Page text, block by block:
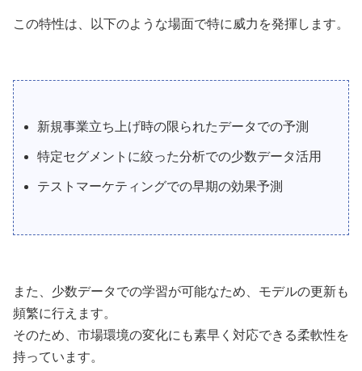
この特性は、以下のような場面で特に威力を発揮します。
新規事業立ち上げ時の限られたデータでの予測
特定セグメントに絞った分析での少数データ活用
テストマーケティングでの早期の効果予測
また、少数データでの学習が可能なため、モデルの更新も
頻繁に行えます。
そのため、市場環境の変化にも素早く対応できる柔軟性を
持っています。